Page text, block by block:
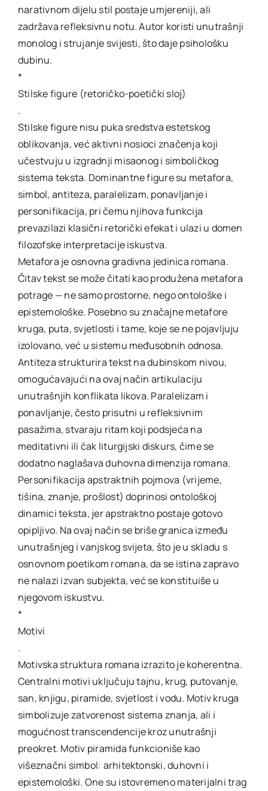
narativnom dijelu stil postaje umjereniji, ali
zadržava refleksivnu notu. Autor koristi unutrašnji
monolog i strujanje svijesti, što daje psihološku
dubinu.
*
Stilske figure (retoričko-poetički sloj)
.
Stilske figure nisu puka sredstva estetskog
oblikovanja, već aktivni nosioci značenja koji
učestvuju u izgradnji misaonog i simboličkog
sistema teksta. Dominantne figure su metafora,
simbol, antiteza, paralelizam, ponavljanje i
personifikacija, pri čemu njihova funkcija
prevazilazi klasični retorički efekat i ulazi u domen
filozofske interpretacije iskustva.
Metafora je osnovna gradivna jedinica romana.
Čitav tekst se može čitati kao produžena metafora
potrage — ne samo prostorne, nego ontološke i
epistemološke. Posebno su značajne metafore
kruga, puta, svjetlosti i tame, koje se ne pojavljuju
izolovano, već u sistemu međusobnih odnosa.
Antiteza strukturira tekst na dubinskom nivou,
omogućavajući na ovaj način artikulaciju
unutrašnjih konflikata likova. Paralelizam i
ponavljanje, često prisutni u refleksivnim
pasažima, stvaraju ritam koji podsjeća na
meditativni ili čak liturgijski diskurs, čime se
dodatno naglašava duhovna dimenzija romana.
Personifikacija apstraktnih pojmova (vrijeme,
tišina, znanje, prošlost) doprinosi ontološkoj
dinamici teksta, jer apstraktno postaje gotovo
opipljivo. Na ovaj način se briše granica između
unutrašnjeg i vanjskog svijeta, što je u skladu s
osnovnom poetikom romana, da se istina zapravo
ne nalazi izvan subjekta, već se konstituiše u
njegovom iskustvu.
*
Motivi
.
Motivska struktura romana izrazito je koherentna.
Centralni motivi uključuju tajnu, krug, putovanje,
san, knjigu, piramide, svjetlost i vodu. Motiv kruga
simbolizuje zatvorenost sistema znanja, ali i
mogućnost transcendencije kroz unutrašnji
preokret. Motiv piramida funkcioniše kao
višeznačni simbol: arhitektonski, duhovni i
epistemološki. One su istovremeno materijalni trag